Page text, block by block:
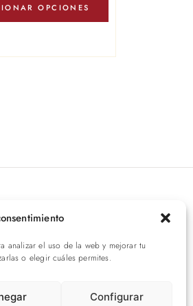
analizar el uso de la web y mejorar tu
o elegir cuáles permites.
Configurar
OPCIONES
tiene
variantes.
ENVIAR